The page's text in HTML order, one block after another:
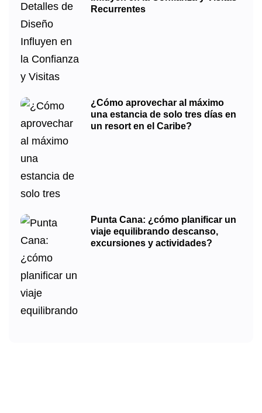
Recurrentes
¿Cómo aprovechar al máximo
una estancia de solo tres días en
un resort en el Caribe?
Punta Cana: ¿cómo planificar un
viaje equilibrando descanso,
excursiones y actividades?